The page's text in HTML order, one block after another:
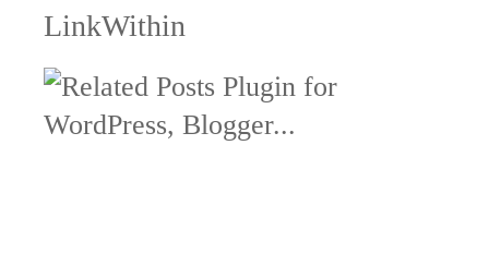
LinkWithin